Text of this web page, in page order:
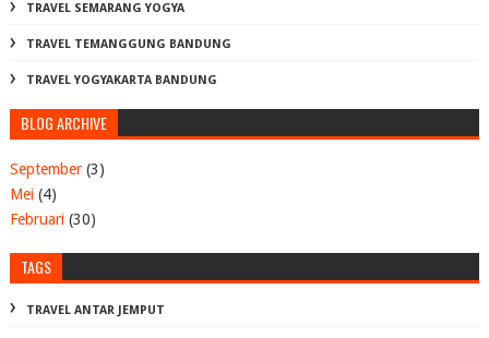
TRAVEL SEMARANG YOGYA
TRAVEL TEMANGGUNG BANDUNG
TRAVEL YOGYAKARTA BANDUNG
BLOG ARCHIVE
September(3)
Mei(4)
Februari(30)
TAGS
TRAVEL ANTAR JEMPUT